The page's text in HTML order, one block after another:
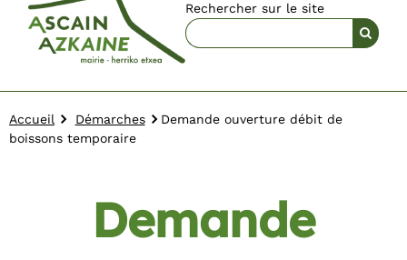
Rechercher sur le site
Accueil Démarches
Demande ouverture débit de
boissons temporaire
Demande